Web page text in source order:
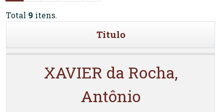
Total 9 itens.
Titulo
XAVIER da Rocha,
Antônio